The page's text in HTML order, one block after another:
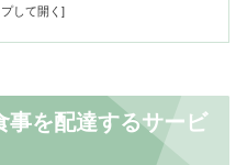
事を配達するサービ